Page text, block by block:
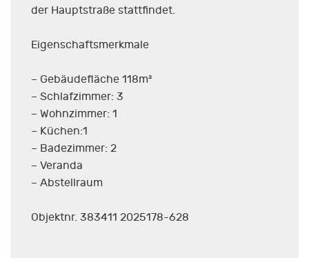
der Hauptstraße stattfindet.
Eigenschaftsmerkmale
– Gebäudefläche 118m²
– Schlafzimmer: 3
– Wohnzimmer: 1
– Küchen:1
– Badezimmer: 2
– Veranda
– Abstellraum
Objektnr. 383411 2025178-628